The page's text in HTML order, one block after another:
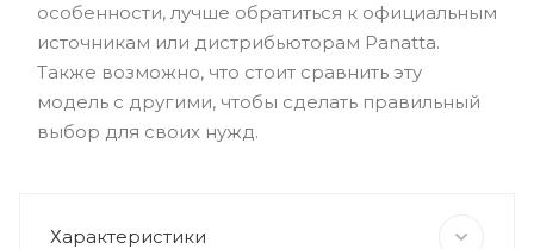
особенности, лучше обратиться к официальным
источникам или дистрибьюторам Panatta.
Также возможно, что стоит сравнить эту
модель с другими, чтобы сделать правильный
выбор для своих нужд.
Характеристики